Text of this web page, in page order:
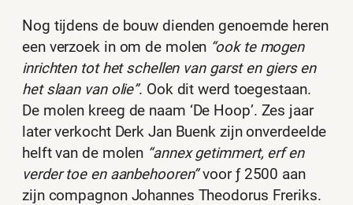
Nog tijdens de bouw dienden genoemde heren
een verzoek in om de molen “ook te mogen
inrichten tot het schellen van garst en giers en
het slaan van olie”. Ook dit werd toegestaan.
De molen kreeg de naam ‘De Hoop’. Zes jaar
later verkocht Derk Jan Buenk zijn onverdeelde
helft van de molen “annex getimmert, erf en
verder toe en aanbehooren”voor ƒ 2500 aan
zijn compagnon Johannes Theodorus Freriks.